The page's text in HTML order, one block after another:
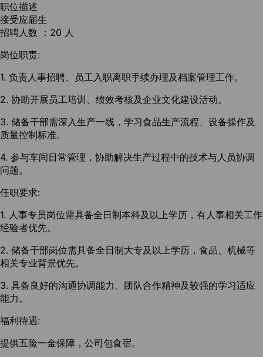
职位描述
接受应届生
招聘人数 ：20 人
岗位职责:
1. 负责人事招聘、员工入职离职手续办理及档案管理工作。
2. 协助开展员工培训、绩效考核及企业文化建设活动。
3. 储备干部需深入生产一线，学习食品生产流程、设备操作及
质量控制标准。
4. 参与车间日常管理，协助解决生产过程中的技术与人员协调
问题。
任职要求:
1. 人事专员岗位需具备全日制本科及以上学历，有人事相关工作
经验者优先。
2. 储备干部岗位需具备全日制大专及以上学历，食品、机械等
相关专业背景优先。
3. 具备良好的沟通协调能力、团队合作精神及较强的学习适应
能力。
福利待遇:
提供五险一金保障，公司包食宿。